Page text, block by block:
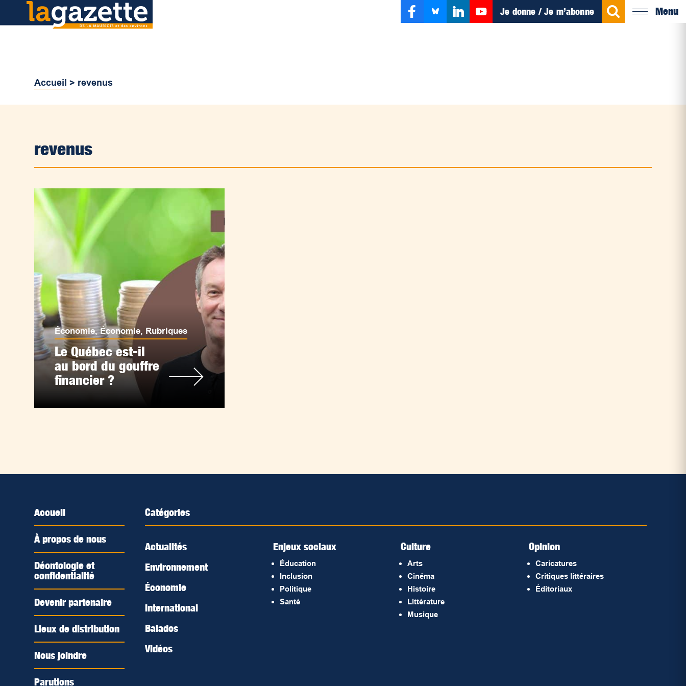
Je donne / Je m’abonne Menu
Accueil > revenus
revenus
Économie,Économie, Rubriques
Le Québec est-il
au bord du gouffre
financier ?
Accueil
À propos de nous
Déontologie et
confidentialité
Devenir partenaire
Lieux de distribution
Nous joindre
Parutions
Catégories
Actualités
Environnement
Économie
International
Balados
Vidéos
Enjeux sociaux
Éducation
Inclusion
Politique
Santé
Culture
Arts
Cinéma
Histoire
Littérature
Musique
Opinion
Caricatures
Critiques littéraires
Éditoriaux